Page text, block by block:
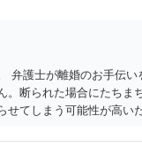
弁護士が離婚のお手伝
。断られた場合にたちま
せてしまう可能性が高い